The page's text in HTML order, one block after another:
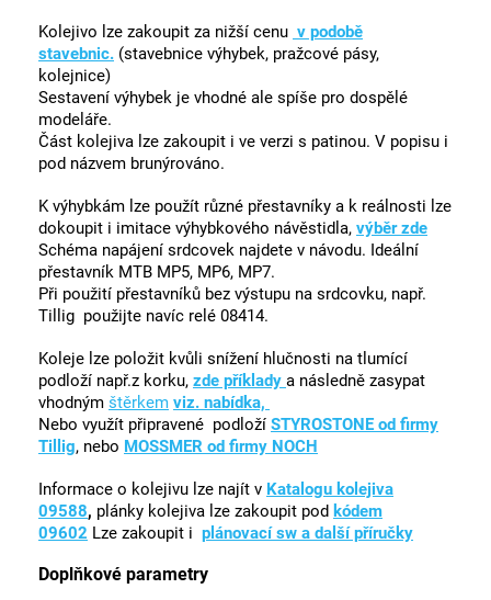
Kolejivo lze zakoupit za nižší cenu v podobě
stavebnic. (stavebnice výhybek, pražcové pásy,
kolejnice)
Sestavení výhybek je vhodné ale spíše pro dospělé
modeláře.
Část kolejiva lze zakoupit i ve verzi s patinou. V popisu i
pod názvem brunýrováno.
K výhybkám lze použít různé přestavníky a k reálnosti lze
dokoupit i imitace výhybkového návěstidla, výběr zde
Schéma napájení srdcovek najdete v návodu. Ideální
přestavník MTB MP5, MP6, MP7.
Při použití přestavníků bez výstupu na srdcovku, např.
Tillig použijte navíc relé 08414.
Koleje lze položit kvůli snížení hlučnosti na tlumící
podloží např.z korku, zde příklady a následně zasypat
vhodným štěrkem viz. nabídka,
Nebo využít připravené podloží STYROSTONE od firmy
Tillig, nebo MOSSMER od firmy NOCH
Informace o kolejivu lze najít v Katalogu kolejiva
09588, plánky kolejiva lze zakoupit pod kódem
09602 Lze zakoupit i plánovací sw a další příručky
Doplňkové parametry